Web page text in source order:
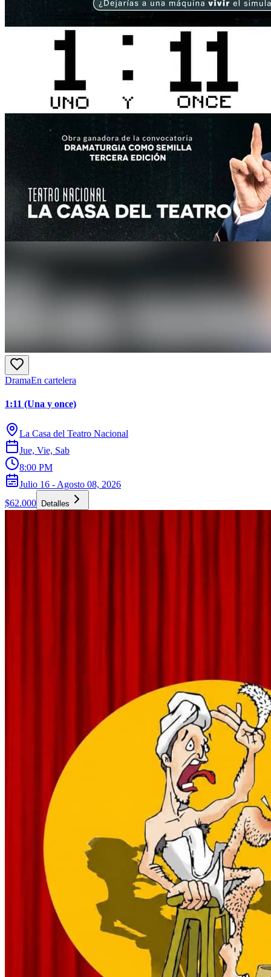
DramaEn cartelera
1:11 (Una y once)
La Casa del Teatro Nacional
Jue, Vie, Sab
8:00 PM
Julio 16 - Agosto 08, 2026
$62.000
Detalles